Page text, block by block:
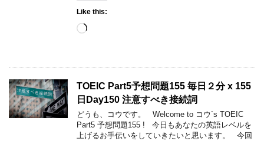
Like this:
Loading…
TOEIC Part5予想問題155 毎日２分 x 155
日Day150 注意すべき接続詞
どうも、コウです。 Welcome to コウ`s TOEIC
Part5 予想問題155 ! 今日もあなたの英語レベルを
上げるお手伝いをしていきたいと思います。 今回